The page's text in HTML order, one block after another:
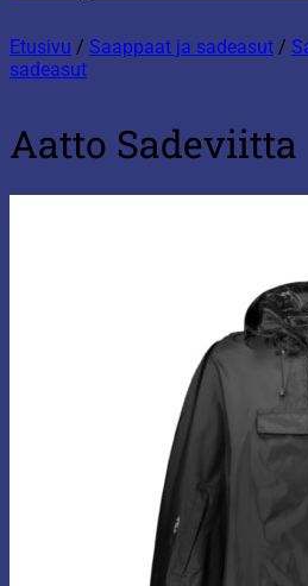
Etusivu / Saappaat ja sadeasut /
sadeasut
Aatto Sadeviitta